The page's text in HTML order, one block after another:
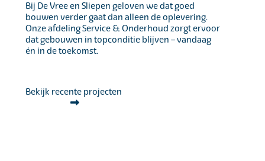
Bij De Vree en Sliepen geloven we dat goed
bouwen verder gaat dan alleen de oplevering.
Onze afdeling Service & Onderhoud zorgt ervoor
dat gebouwen in topconditie blijven – vandaag
én in de toekomst.
Bekijk recente projecten